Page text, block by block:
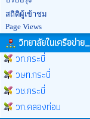
สถิติผู้เข้าชม
Page Views
วิทยาลัยในเครือข่า
วท.กระบี่
วษท.กระบี่
วช.กระบี่
วก.คลองท่อม